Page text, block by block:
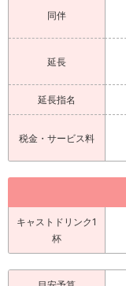
同伴
延長
延長指名
税金・サービス料
キャストドリンク1
杯